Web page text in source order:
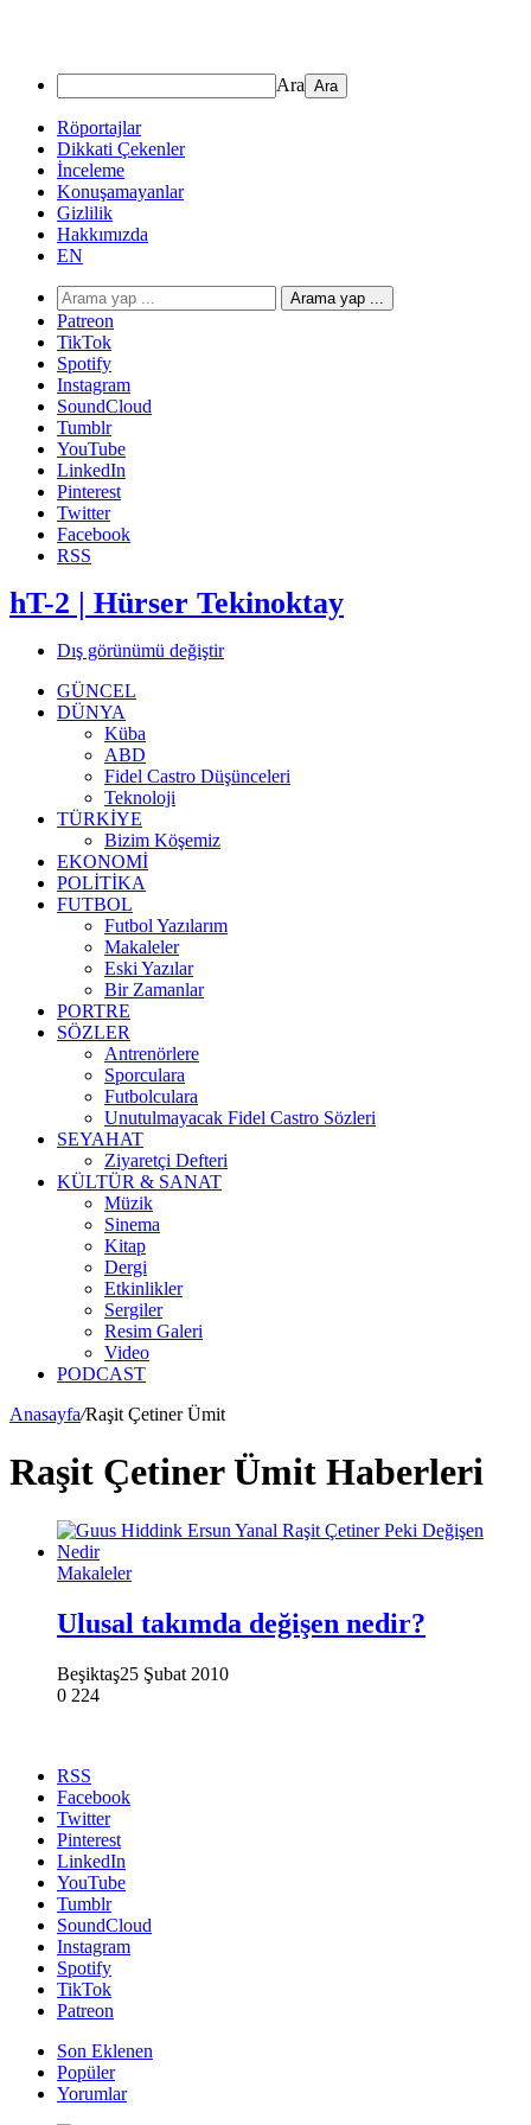
Ara
Röportajlar
Dikkati Çekenler
İnceleme
Konuşamayanlar
Gizlilik
Hakkımızda
EN
Arama yap ...
Patreon
TikTok
Spotify
Instagram
SoundCloud
Tumblr
YouTube
LinkedIn
Pinterest
Twitter
Facebook
RSS
hT-2 | Hürser Tekinoktay
Dış görünümü değiştir
GÜNCEL
DÜNYA
Küba
ABD
Fidel Castro Düşünceleri
Teknoloji
TÜRKİYE
Bizim Köşemiz
EKONOMİ
POLİTİKA
FUTBOL
Futbol Yazılarım
Makaleler
Eski Yazılar
Bir Zamanlar
PORTRE
SÖZLER
Antrenörlere
Sporculara
Futbolculara
Unutulmayacak Fidel Castro Sözleri
SEYAHAT
Ziyaretçi Defteri
KÜLTÜR & SANAT
Müzik
Sinema
Kitap
Dergi
Etkinlikler
Sergiler
Resim Galeri
Video
PODCAST
Anasayfa/Raşit Çetiner Ümit
Raşit Çetiner Ümit Haberleri
Makaleler
Ulusal takımda değişen nedir?
Beşiktaş25 Şubat 2010
0 224
RSS
Facebook
Twitter
Pinterest
LinkedIn
YouTube
Tumblr
SoundCloud
Instagram
Spotify
TikTok
Patreon
Son Eklenen
Popüler
Yorumlar